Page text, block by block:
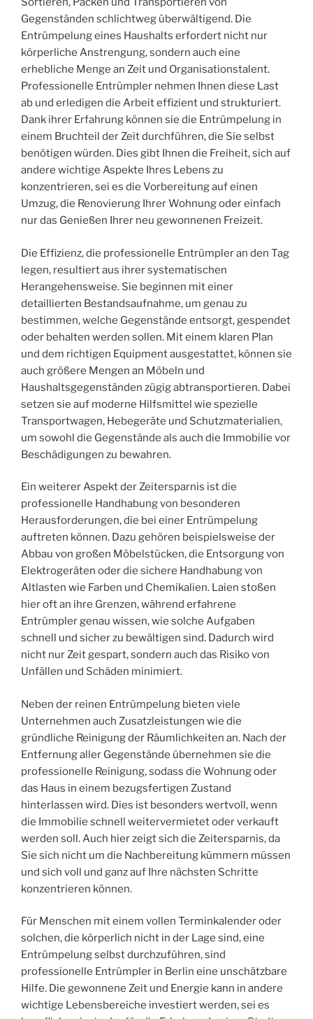
Gegenständen schlichtweg überwältigend. Die
Entrümpelung eines Haushalts erfordert nicht nur
körperliche Anstrengung, sondern auch eine
erhebliche Menge an Zeit und Organisationstalent.
Professionelle Entrümpler nehmen Ihnen diese Last
ab und erledigen die Arbeit effizient und strukturiert.
Dank ihrer Erfahrung können sie die Entrümpelung in
einem Bruchteil der Zeit durchführen, die Sie selbst
benötigen würden. Dies gibt Ihnen die Freiheit, sich auf
andere wichtige Aspekte Ihres Lebens zu
konzentrieren, sei es die Vorbereitung auf einen
Umzug, die Renovierung Ihrer Wohnung oder einfach
nur das Genießen Ihrer neu gewonnenen Freizeit.
Die Effizienz, die professionelle Entrümpler an den Tag
legen, resultiert aus ihrer systematischen
Herangehensweise. Sie beginnen mit einer
detaillierten Bestandsaufnahme, um genau zu
bestimmen, welche Gegenstände entsorgt, gespendet
oder behalten werden sollen. Mit einem klaren Plan
und dem richtigen Equipment ausgestattet, können sie
auch größere Mengen an Möbeln und
Haushaltsgegenständen zügig abtransportieren. Dabei
setzen sie auf moderne Hilfsmittel wie spezielle
Transportwagen, Hebegeräte und Schutzmaterialien,
um sowohl die Gegenstände als auch die Immobilie vor
Beschädigungen zu bewahren.
Ein weiterer Aspekt der Zeitersparnis ist die
professionelle Handhabung von besonderen
Herausforderungen, die bei einer Entrümpelung
auftreten können. Dazu gehören beispielsweise der
Abbau von großen Möbelstücken, die Entsorgung von
Elektrogeräten oder die sichere Handhabung von
Altlasten wie Farben und Chemikalien. Laien stoßen
hier oft an ihre Grenzen, während erfahrene
Entrümpler genau wissen, wie solche Aufgaben
schnell und sicher zu bewältigen sind. Dadurch wird
nicht nur Zeit gespart, sondern auch das Risiko von
Unfällen und Schäden minimiert.
Neben der reinen Entrümpelung bieten viele
Unternehmen auch Zusatzleistungen wie die
gründliche Reinigung der Räumlichkeiten an. Nach der
Entfernung aller Gegenstände übernehmen sie die
professionelle Reinigung, sodass die Wohnung oder
das Haus in einem bezugsfertigen Zustand
hinterlassen wird. Dies ist besonders wertvoll, wenn
die Immobilie schnell weitervermietet oder verkauft
werden soll. Auch hier zeigt sich die Zeitersparnis, da
Sie sich nicht um die Nachbereitung kümmern müssen
und sich voll und ganz auf Ihre nächsten Schritte
konzentrieren können.
Für Menschen mit einem vollen Terminkalender oder
solchen, die körperlich nicht in der Lage sind, eine
Entrümpelung selbst durchzuführen, sind
professionelle Entrümpler in Berlin eine unschätzbare
Hilfe. Die gewonnene Zeit und Energie kann in andere
wichtige Lebensbereiche investiert werden, sei es